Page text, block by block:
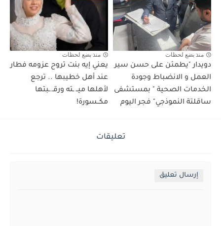
منذ بضع لحظات
دويدار "يطمئن على حسن سير
العمل و الانضباط وجودة
الخدمات الصحية " بمستشفى
ساقلتة النموذجي" فجر اليوم
منذ بضع لحظات
يعني إيه بنت تروح عزومه فطار
عند أهل خطيبها .. ترجع
لأهلها ميــ ـته ورقـ.ـبتها
مكــسورة!
تعليقات
إرسال تعليق